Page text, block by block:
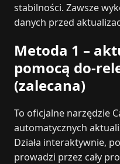
stabilności. Zawsze
danych przed
Metoda 1 –
pomocą do-
(zalecana)
To oficjalne narzędzie
automatycznych
Działa interaktywnie,
prowadzi przez cały